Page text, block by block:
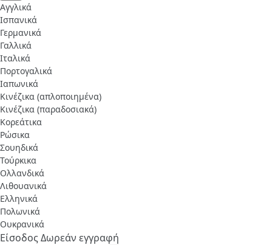
Αγγλικά
Ισπανικά
Γερμανικά
Γαλλικά
Ιταλικά
Πορτογαλικά
Ιαπωνικά
Κινέζικα (απλοποιημένα)
Κινέζικα (παραδοσιακά)
Κορεάτικα
Ρώσικα
Σουηδικά
Τούρκικα
Ολλανδικά
Λιθουανικά
Ελληνικά
Πολωνικά
Ουκρανικά
ΕίσοδοςΔωρεάν εγγραφή